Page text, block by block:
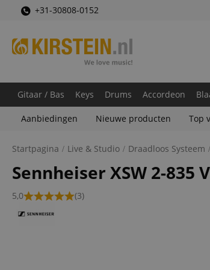
+31-30808-0152
Gitaar / Bas Keys Drums Accordeon
Aanbiedingen Nieuwe producten Top
Startpagina Live & Studio Draadloos Systeem
Sennheiser XSW 2-835
5,0 (3)